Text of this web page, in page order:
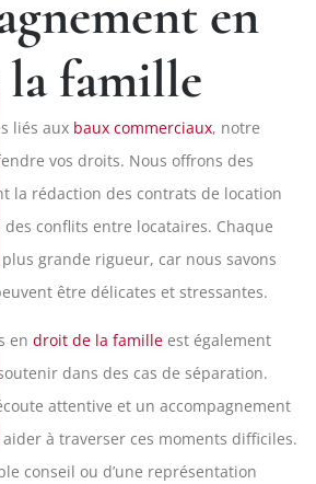
en
famille
liés aux baux commerciaux, notre
vos droits. Nous offrons des
la rédaction des contrats de location
conflits entre locataires. Chaque
grande rigueur, car nous savons
être délicates et stressantes.
en droit de la famille est également
dans des cas de séparation.
attentive et un accompagnement
à traverser ces moments difficiles.
conseil ou d’une représentation